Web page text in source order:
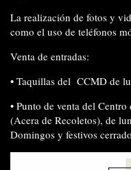
La realización de fotos y
como el uso de teléfonos
Venta de entradas:
• Taquillas del CCMD de
• Punto de venta del
(Acera de Recoletos), de
Domingos y festivos